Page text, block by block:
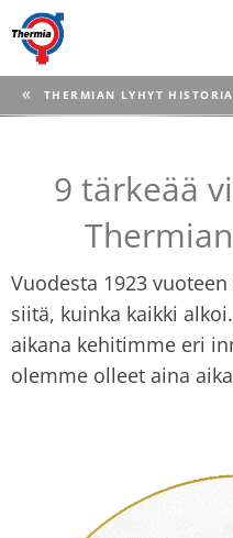
CURRENT:
THERMIAN LYHYT HISTORIA
9 tärkeää
Vuodesta 1923
siitä, kuinka kaikki
aikana kehitimme eri
olemme olleet aina